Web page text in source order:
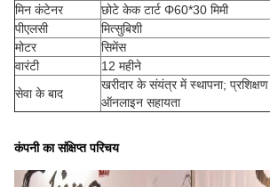
मिन कंटेनर
छोटे केक टार्ट Φ60*30 मिमी
पीएलसी
मित्सुबिशी
मोटर
सिमेंस
वारंटी
12 महीने
सेवा के बाद
खरीदार के संयंत्र में स्थापना; प्रशिक्षण
ऑनलाइन सहायता
कंपनी का संक्षिप्त परिचय